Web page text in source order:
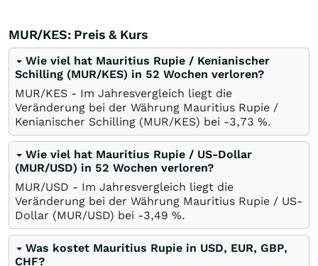
MUR/KES: Preis & Kurs
Wie viel hat Mauritius Rupie / Kenianischer
Schilling (MUR/KES) in 52 Wochen verloren?
MUR/KES - Im Jahresvergleich liegt die
Veränderung bei der Währung Mauritius Rupie /
Kenianischer Schilling (MUR/KES) bei -3,73 %.
Wie viel hat Mauritius Rupie / US-Dollar
(MUR/USD) in 52 Wochen verloren?
MUR/USD - Im Jahresvergleich liegt die
Veränderung bei der Währung Mauritius Rupie / US-
Dollar (MUR/USD) bei -3,49 %.
Was kostet Mauritius Rupie in USD, EUR, GBP,
CHF?